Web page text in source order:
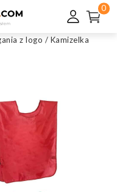
0
z logo / Kamizelka